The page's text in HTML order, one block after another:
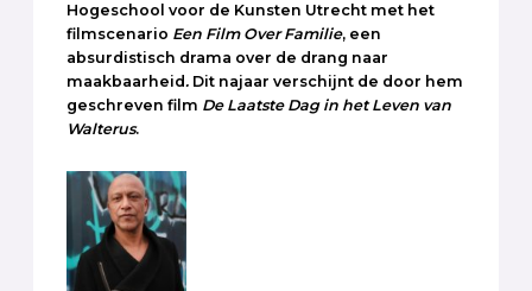
Hogeschool voor de Kunsten Utrecht met het
filmscenario Een Film Over Familie, een
absurdistisch drama over de drang naar
maakbaarheid. Dit najaar verschijnt de door hem
geschreven film De Laatste Dag in het Leven van
Walterus.